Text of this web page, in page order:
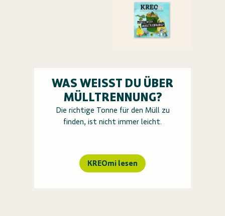
WAS WEISST DU ÜBER M
ÜLLTRENNUNG?
Die richtige Tonne für den Müll zu
finden, ist nicht immer leicht.
KREOmi lesen